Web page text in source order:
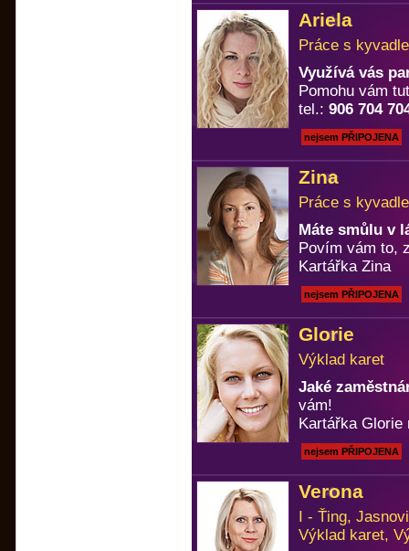
Ariela
Práce s
Využívá vás
Pomohu vám
tel.: 906 704
nejsem PŘIPOJENA
Zina
Práce s
Máte smůlu v
Povím vám to,
Kartářka Zina
nejsem PŘIPOJENA
Glorie
Výklad karet
Jaké
vám!
Kartářka
nejsem PŘIPOJENA
Verona
I - Ťing,
Výklad karet,